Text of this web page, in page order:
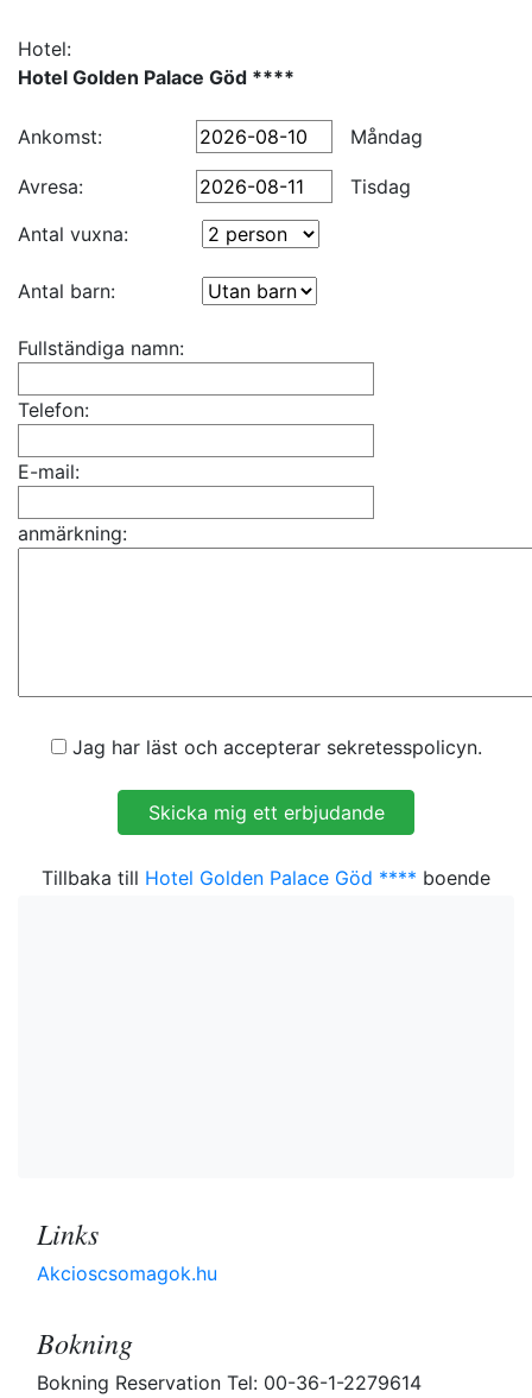
Hotel:
Hotel Golden Palace Göd ****
Ankomst: Måndag
Avresa:
Tisdag
Antal vuxna:
Antal barn:
Fullständiga namn:
Telefon:
E-mail:
anmärkning:
Jag har läst och accepterar sekretesspolicyn.
Tillbaka till Hotel Golden Palace Göd **** boende
Links
Akcioscsomagok.hu
Bokning
Bokning Reservation Tel: 00-36-1-2279614